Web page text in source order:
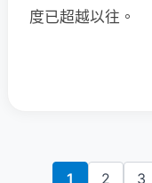
度已超越以往。
1 2 3